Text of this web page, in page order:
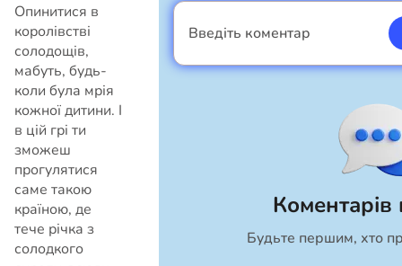
Опинитися в
королівстві
солодощів,
мабуть, будь-
коли була мрія
кожної дитини. І
в цій грі ти
зможеш
прогулятися
саме такою
країною, де
тече річка з
солодкого
Будьте першим, хто
Введіть коментар
Я хлопець
Скасувати